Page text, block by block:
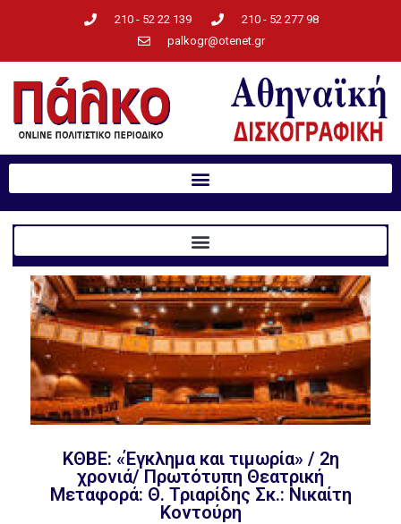
210 - 52 22 139
210 - 52 277 98
palkogr@otenet.gr
ΚΘΒΕ: «Έγκλημα και τιμωρία» / 2η
χρονιά/ Πρωτότυπη Θεατρική
Μεταφορά: Θ. Τριαρίδης Σκ.: Νικαίτη
Κοντούρη